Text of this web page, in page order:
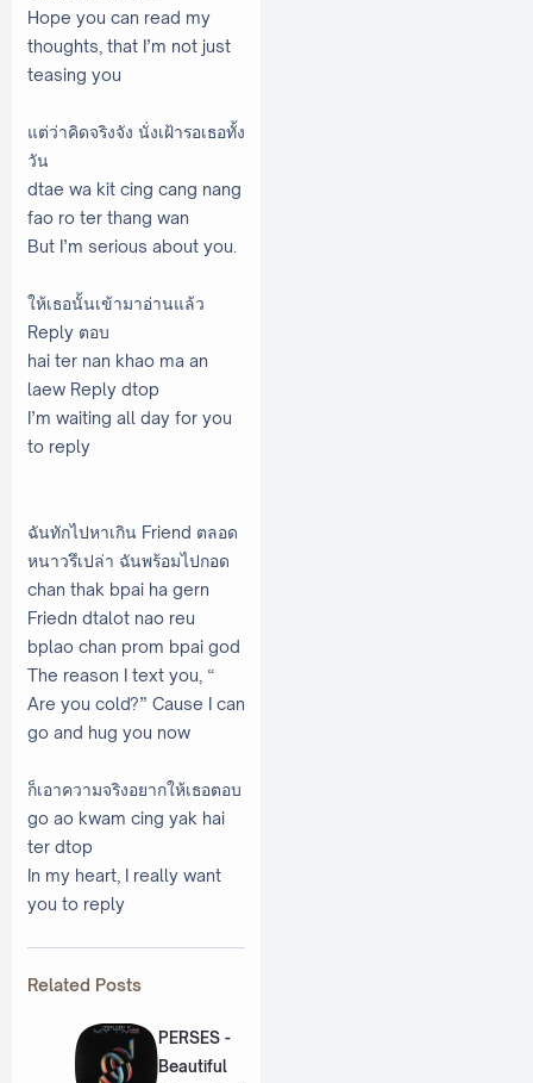
Hope you can read my
thoughts, that I’m not just
teasing you
แต่ว่าคิดจริงจัง นั่งเฝ้ารอเธอทั้ง
วัน
dtae wa kit cing cang nang
fao ro ter thang wan
But I’m serious about you.
ให้เธอนั้นเข้ามาอ่านแล้ว
Reply ตอบ
hai ter nan khao ma an
laew Reply dtop
I’m waiting all day for you
to reply
ฉันทักไปหาเกิน Friend ตลอด
หนาวรึเปล่า ฉันพร้อมไปกอด
chan thak bpai ha gern
Friedn dtalot nao reu
bplao chan prom bpai god
The reason I text you, “
Are you cold?” Cause I can
go and hug you now
ก็เอาความจริงอยากให้เธอตอบ
go ao kwam cing yak hai
ter dtop
In my heart, I really want
you to reply
Related Posts
PERSES -
Beautiful